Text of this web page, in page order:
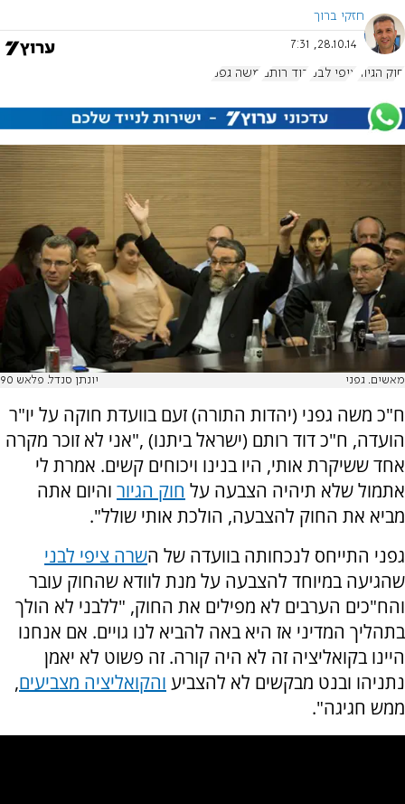
חזקי ברוך
28.10.14, 7:31
חוק הגיור ציפי לבני דוד רותם משה גפני
מאשים. גפני יונתן סנדל. פלאש 90
ח"כ משה גפני (יהדות התורה) זעם בוועדת חוקה על יו"ר
הועדה, ח"כ דוד רותם (ישראל ביתנו) ,"אני לא זוכר מקרה
אחד ששיקרת אותי, היו בנינו ויכוחים קשים. אמרת לי
אתמול שלא תיהיה הצבעה על חוק הגיור והיום אתה
מביא את החוק להצבעה, הולכת אותי שולל".
גפני התייחס לנכחותה בוועדה של השרה ציפי לבני
שהגיעה במיוחד להצבעה על מנת לוודא שהחוק עובר
והח"כים הערבים לא מפילים את החוק, "ללבני לא הולך
בתהליך המדיני אז היא באה להביא לנו גויים. אם אנחנו
היינו בקואליציה זה לא היה קורה. זה פשוט לא יאמן
נתניהו ובנט מבקשים לא להצביע והקואליציה מצביעים,
ממש חגיגה".